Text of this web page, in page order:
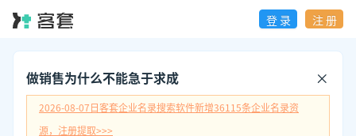
登 录 注 册
做销售为什么不能急于求成
2026-08-07日客套企业名录搜索软件新增36115条企业名录资
源，注册提取>>>